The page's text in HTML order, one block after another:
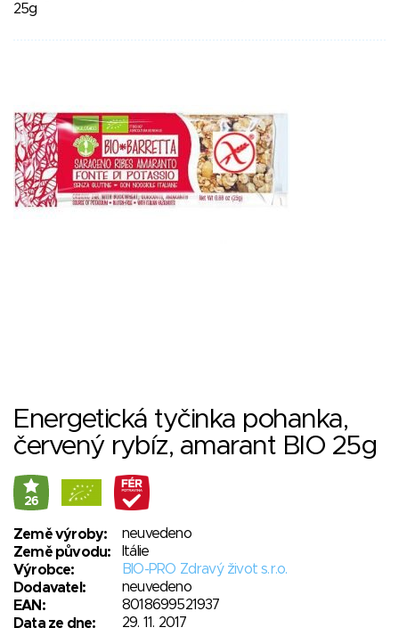
25g
Energetická tyčinka pohanka,
červený rybíz, amarant BIO 25g
26
Země výroby:
neuvedeno
Země původu:
Itálie
Výrobce:
BIO-PRO Zdravý život s.r.o.
Dodavatel:
neuvedeno
EAN:
8018699521937
Data ze dne:
29. 11. 2017